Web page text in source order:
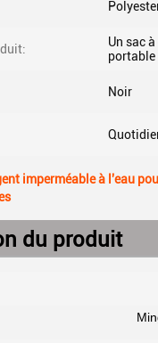
Un sac
portable
Noir
imperméable à l'eau
du produit